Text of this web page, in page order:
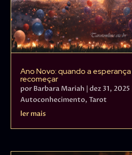
Ano Novo: quando a
recomeçar
por Barbara Mariah |dez 31, 2025
Autoconhecimento,Tarot
ler mais